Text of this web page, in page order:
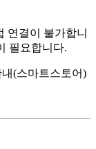
연결이 불가합니
필요합니다.
(스마트스토어)